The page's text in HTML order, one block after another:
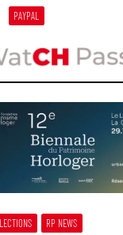
PAYPAL
RP NEWS